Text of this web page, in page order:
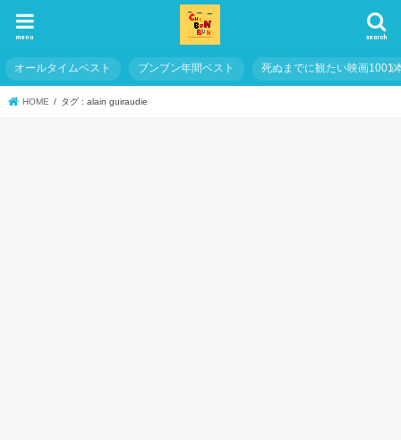
search
menu
オールタイムベスト ブンブン年間ベスト 死ぬまでに観たい映画1001
HOME タグ : alain guiraudie